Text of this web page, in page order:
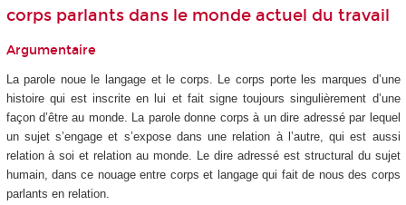
corps parlants dans le monde actuel du travail
Argumentaire
La parole noue le langage et le corps. Le corps porte les marques d’une
histoire qui est inscrite en lui et fait signe toujours singulièrement d’une
façon d’être au monde. La parole donne corps à un dire adressé par lequel
un sujet s’engage et s’expose dans une relation à l’autre, qui est aussi
relation à soi et relation au monde. Le dire adressé est structural du sujet
humain, dans ce nouage entre corps et langage qui fait de nous des corps
parlants en relation.